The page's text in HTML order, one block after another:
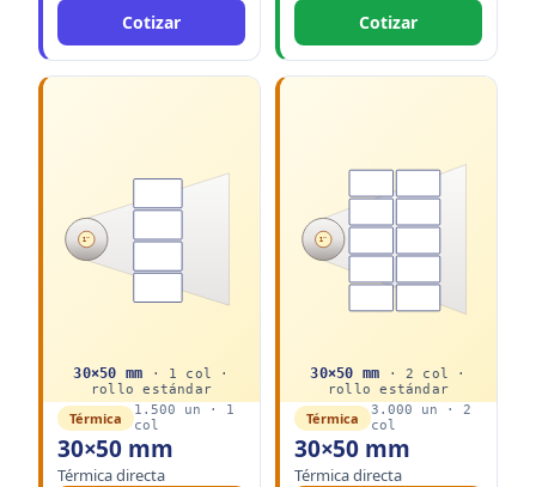
Cotizar Cotizar
1"
30×50 mm · 1 col ·
rolloestándar
Térmica 1.500 un · 1
col
30×50 mm
Térmica directa
1"
30×50 mm · 2 col ·
rolloestándar
Térmica 3.000 un ·2
col
30×50 mm
Térmica directa